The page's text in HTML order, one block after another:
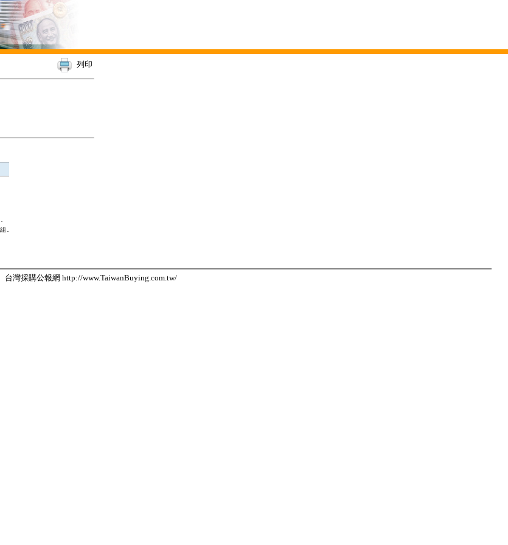
列印
.
台灣採購公報網 http://www.TaiwanBuying.com.tw/